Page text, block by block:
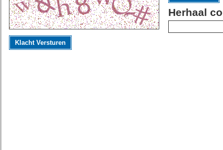
Herhaal
Klacht Versturen